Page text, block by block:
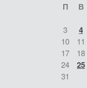
П В
3 4
10
11
17
18
24
25
31